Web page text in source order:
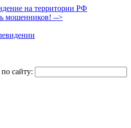
на территории РФ
мошенников! -->
сайту: